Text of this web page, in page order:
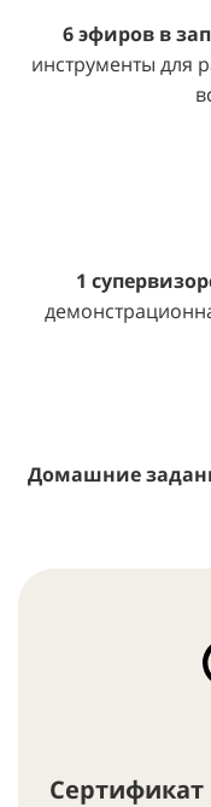
6 эфиров в
инструменты для
1
Домашние
Сертификат